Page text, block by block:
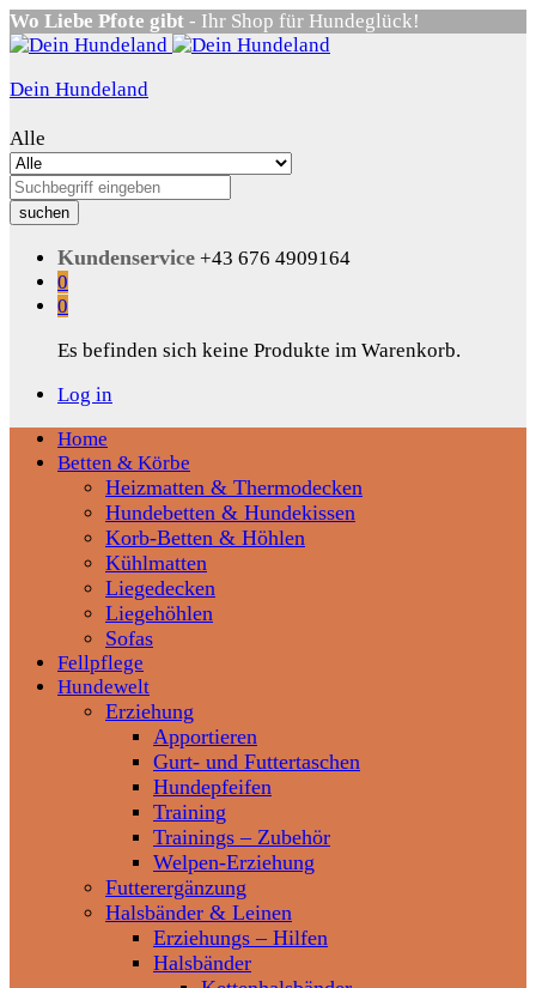
Wo Liebe Pfote gibt - Ihr Shop für Hundeglück!
Dein Hundeland
Alle
suchen
Kundenservice +43 676 4909164
0
0
Es befinden sich keine Produkte im Warenkorb.
Log in
Home
Betten & Körbe
Heizmatten & Thermodecken
Hundebetten & Hundekissen
Korb-Betten & Höhlen
Kühlmatten
Liegedecken
Liegehöhlen
Sofas
Fellpflege
Hundewelt
Erziehung
Apportieren
Gurt- und Futtertaschen
Hundepfeifen
Training
Trainings – Zubehör
Welpen-Erziehung
Futterergänzung
Halsbänder & Leinen
Erziehungs – Hilfen
Halsbänder